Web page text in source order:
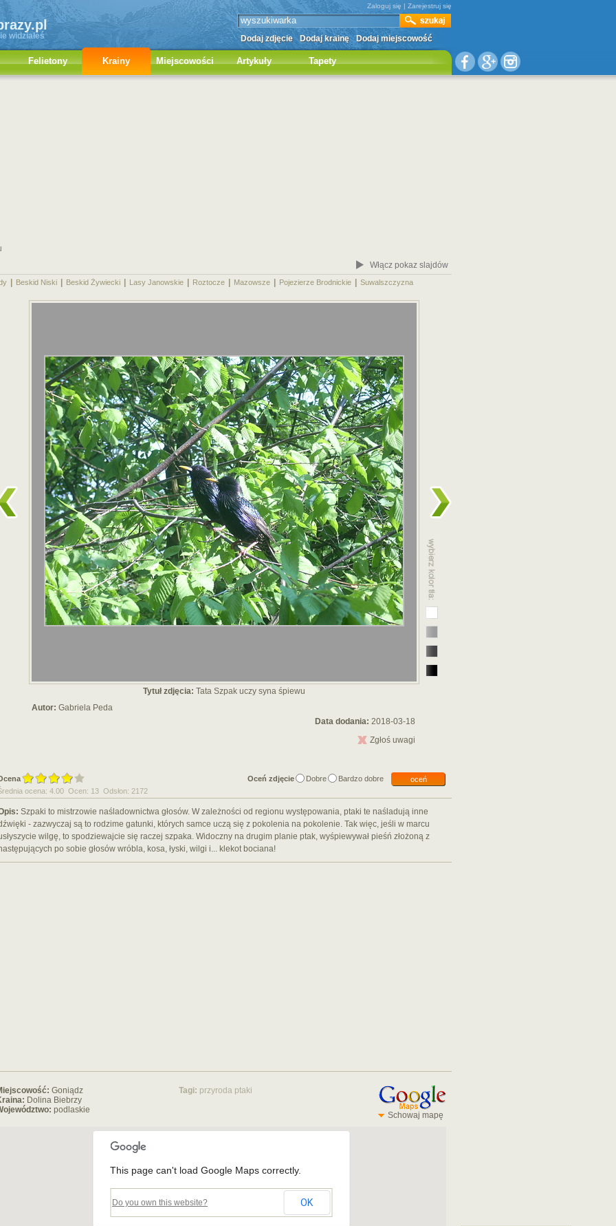
widziałeś
Zaloguj się | Zarejestruj się
Dodaj zdjęcie Dodaj krainę Dodaj miejscowość
Felietony Krainy Miejscowości Artykuły Tapety
Włącz pokaz slajdów
Beskid Niski Beskid Żywiecki Lasy Janowskie Roztocze Mazowsze Pojezierze Brodnickie Suwalszczyzna
Tytuł zdjęcia: Tata Szpak uczy syna śpiewu
Autor: Gabriela Peda
Data dodania: 2018-03-18
Zgłoś uwagi
Oceń zdjęcie Dobre Bardzo dobre
oceń
ocena: 4.00 Ocen: 13 Odsłon: 2172
Szpaki to mistrzowie naśladownictwa głosów. W zależności od regionu występowania, ptaki te naśladują inne
- zazwyczaj są to rodzime gatunki, których samce uczą się z pokolenia na pokolenie. Tak więc, jeśli w marcu
wilgę, to spodziewajcie się raczej szpaka. Widoczny na drugim planie ptak, wyśpiewywał pieśń złożoną z
po sobie głosów wróbla, kosa, łyski, wilgi i... klekot bociana!
Goniądz
Dolina Biebrzy
podlaskie
Tagi: przyroda ptaki
Schowaj mapę
This page can't load Google Maps correctly.
Do you own this website? OK